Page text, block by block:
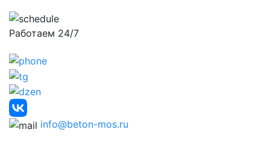
Работаем 24/7
info@beton-mos.ru